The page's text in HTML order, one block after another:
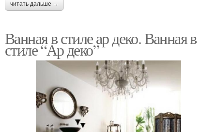
читать дальше →
Ванная в стиле ар деко. Ванная в
стиле “Ар деко”